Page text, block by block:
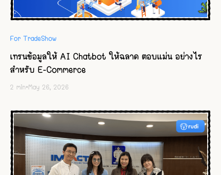
For TradeShow
เทรนข้อมูลให้ AI Chatbot ให้ฉลาด ตอบแม่น อย่างไร
สำหรับ E-Commerce
2 min•May 26, 2026